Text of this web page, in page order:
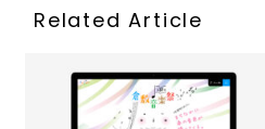
Related Article